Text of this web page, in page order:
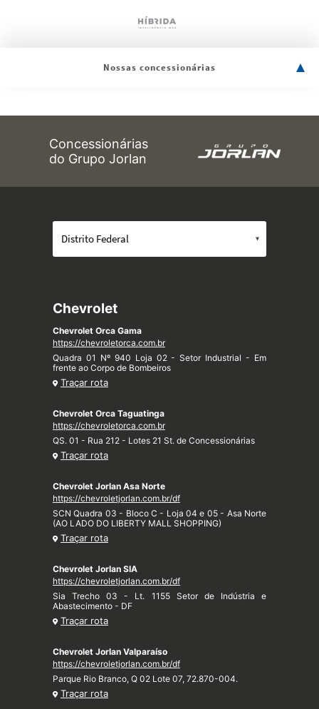
Nossas concessionárias
Concessionárias
do Grupo Jorlan
Chevrolet
Chevrolet Orca Gama
https://chevroletorca.com.br
Quadra 01 Nº 940 Loja 02 - Setor Industrial - Em
frente ao Corpo de Bombeiros
Traçar rota
Chevrolet Orca Taguatinga
https://chevroletorca.com.br
QS. 01 - Rua 212 - Lotes 21 St. de Concessionárias
Traçar rota
Chevrolet Jorlan Asa Norte
https://chevroletjorlan.com.br/df
SCN Quadra 03 - Bloco C - Loja 04 e 05 - Asa Norte
(AO LADO DO LIBERTY MALL SHOPPING)
Traçar rota
Chevrolet Jorlan SIA
https://chevroletjorlan.com.br/df
Sia Trecho 03 - Lt. 1155 Setor de Indústria e
Abastecimento - DF
Traçar rota
Chevrolet Jorlan Valparaíso
https://chevroletjorlan.com.br/df
Parque Rio Branco, Q 02 Lote 07, 72.870-004.
Traçar rota